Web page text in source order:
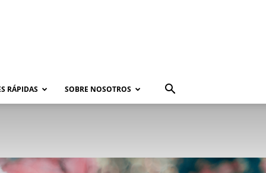
RÁPIDAS SOBRE NOSOTROS